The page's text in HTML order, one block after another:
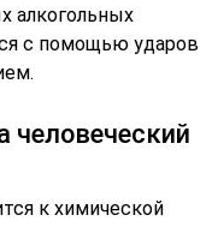
алкогольных
с помощью ударов
человеческий
к химической